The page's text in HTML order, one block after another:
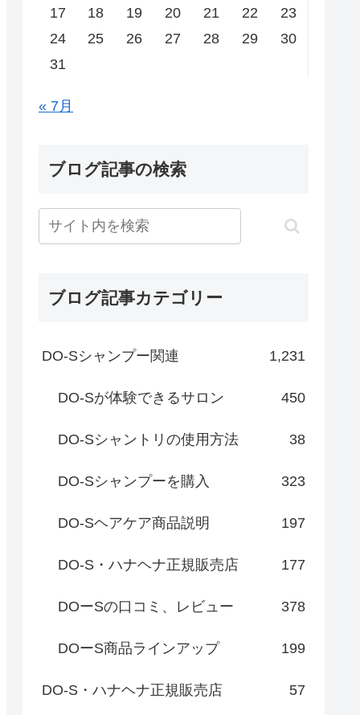
17
18 19 20 21 22
23
24
25 26 27 28 29
30
31
« 7月
ブログ記事の検索
ブログ記事カテゴリー
DO-Sシャンプー関連 1,231
DO-Sが体験できるサロン 450
DO-Sシャントリの使用方法 38
DO-Sシャンプーを購入 323
DO-Sヘアケア商品説明 197
DO-S・ハナヘナ正規販売店 177
DOーSの口コミ、レビュー 378
DOーS商品ラインアップ 199
DO-S・ハナヘナ正規販売店 57